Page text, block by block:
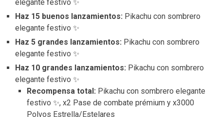
elegante festivo ✨
Haz 15 buenos lanzamientos: Pikachu con sombrero
elegante festivo ✨
Haz 5 grandes lanzamientos: Pikachu con sombrero
elegante festivo ✨
Haz 10 grandes lanzamientos: Pikachu con sombrero
elegante festivo ✨
Recompensa total: Pikachu con sombrero elegante
festivo ✨, x2 Pase de combate prémium y x3000
Polvos Estrella/Estelares